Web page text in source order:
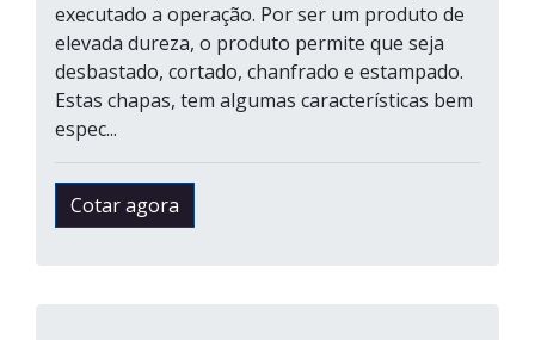
executado a operação. Por ser um produto de
elevada dureza, o produto permite que seja
desbastado, cortado, chanfrado e estampado.
Estas chapas, tem algumas características bem
espec...
Cotar agora